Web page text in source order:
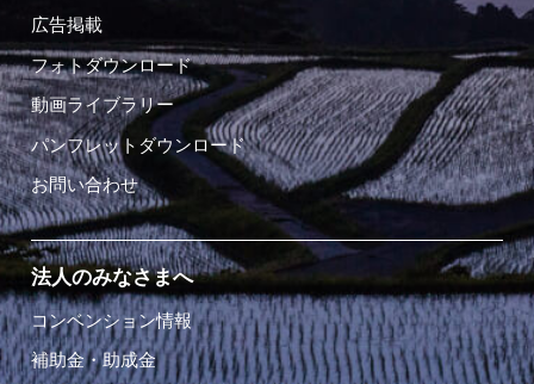
広告掲載
フォトダウンロード
動画ライブラリー
パンフレットダウンロード
お問い合わせ
法人のみなさまへ
コンベンション情報
補助金・助成金